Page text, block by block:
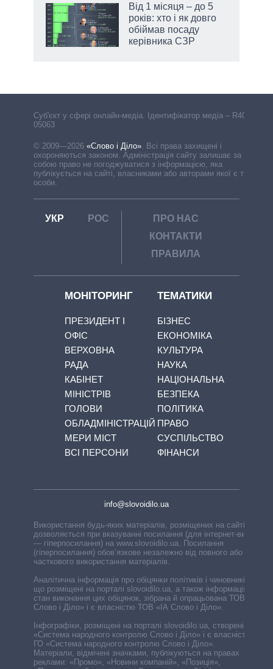
Від 1 місяця – до 5
років: хто і як довго
обіймав посаду
керівника СЗР
Cуб'єкт у сфері онлайн-медіа. Ідентифікатор медіа – R40-
05063
© 2009—2026 «Слово і Діло» Всі права захищені і
охороняються законом. Адміністрація сайту залишає за
собою право не погоджуватися з інформацією, яка
публікується на сайті, власниками або авторами якої є треті
особи.
УКР РОС
ПРО НАС
КОНТАКТИ
ПРАВИЛА
МОНІТОРИНГ
ПРЕЗИДЕНТ І
ОФІС
ВЕРХОВНА
РАДА
КАБІНЕТ
МІНІСТРІВ
ГОЛОВИ
ОБЛАДМІНІСТРАЦІЙ
МЕРИ МІСТ
ВСІ ПЕРСОНИ
ТЕМАТИКИ
БІЗНЕС
ЕКОНОМІКА
КУЛЬТУРА
НАУКА
НАЦІОНАЛЬНА
БЕЗПЕКА
ПОЛІТИКА
ПРАВО
СУСПІЛЬСТВО
ФІНАНСИ
info@slovoidilo.ua
Використання будь-яких матеріалів, розміщених на сайті,
дозволяється при вказуванні посилання (для інтернет-видань
— гіперпосилання) на www.slovoidilo.ua. Посилання
(гіперпосилання) обов’язкове незалежно від повного або
часткового використання матеріалів.
Аналітична інформація про обіцянки політиків і чиновників,
що розміщені на порталі slovoidilo.ua, а також інформація про
стан виконання цих обіцянок, зібрана й опрацьована ТОВ «ІА
Слово і Діло» і є власністю ТОВ «ІА Слово і Діло».
Інфографіки, розміщені на порталі slovoidilo.ua, створені ГО
«Система народного контролю Слово і Діло» і є власністю
ГО «Система народного контролю Слово і Діло».
Матеріали, відмічені значками, публікуються на правах
реклами: «Промо», «Новини компаній», «Позиція»,